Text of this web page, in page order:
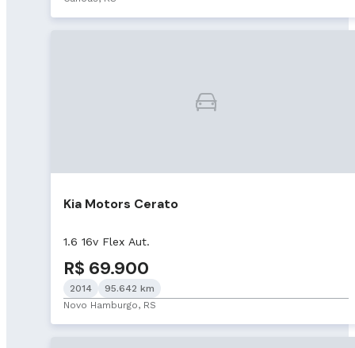
Kia Motors Cerato
1.6 16v Flex Aut.
R$ 69.900
2014
95.642 km
Novo Hamburgo, RS